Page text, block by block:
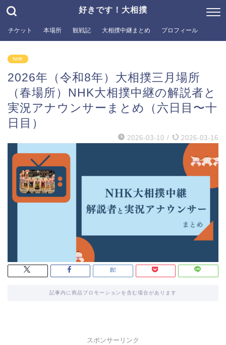
好きです！大相撲
チケット 本場所 観戦記 大相撲中継まとめ プロフィール
NHK
2026年（令和8年）大相撲三月場所
（春場所）NHK大相撲中継の解説者と
実況アナウンサーまとめ（六日目〜十
日目）
2026-03-10 / 2026-03-16
記事内に商品プロモーションを含む場合があります
スポンサーリンク